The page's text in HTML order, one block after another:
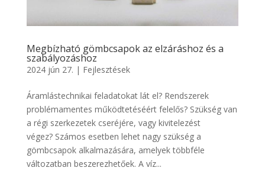
Megbízható gömbcsapok az elzáráshoz és a
szabályozáshoz
2024 jún 27. | Fejlesztések
Áramlástechnikai feladatokat lát el? Rendszerek
problémamentes működtetéséért felelős? Szükség van
a régi szerkezetek cseréjére, vagy kivitelezést
végez? Számos esetben lehet nagy szükség a
gömbcsapok alkalmazására, amelyek többféle
változatban beszerezhetőek. A víz...